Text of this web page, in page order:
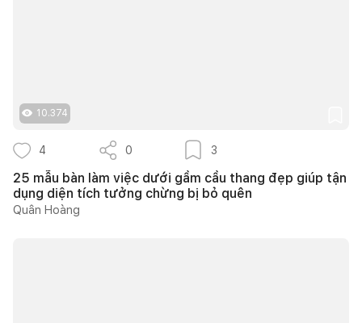
10.374
4 0 3
25 mẫu bàn làm việc dưới gầm cầu thang đẹp giúp tận
dụng diện tích tưởng chừng bị bỏ quên
Quân Hoàng